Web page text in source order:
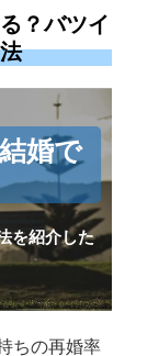
？バツイ
婚で
を紹介した
ちの再婚率